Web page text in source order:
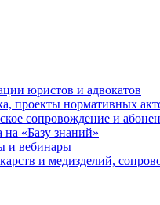
юристов и адвокатов
проекты нормативных
сопровождение и
«Базу знаний»
и вебинары
и медизделий,